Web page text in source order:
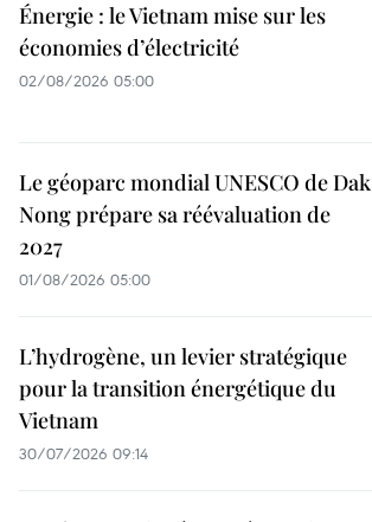
Énergie : le Vietnam mise sur les
économies d’électricité
02/08/2026 05:00
Le géoparc mondial UNESCO de Dak
Nong prépare sa réévaluation de
2027
01/08/2026 05:00
L’hydrogène, un levier stratégique
pour la transition énergétique du
Vietnam
30/07/2026 09:14